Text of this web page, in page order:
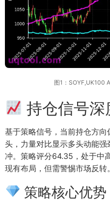
图1：SOYF,UK100
持仓信号深
基于策略信号，当前持仓方
头，力量对比显示多头动能
冲。策略评分64.35，处于中
现有布局，但需警惕市场反转。
策略核心优势